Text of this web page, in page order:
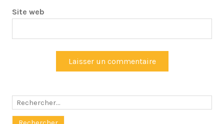
Site web
Rechercher :